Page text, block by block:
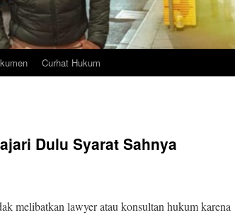
Curhat Hukum
Dulu Syarat Sahnya
melibatkan lawyer atau konsultan hukum karena